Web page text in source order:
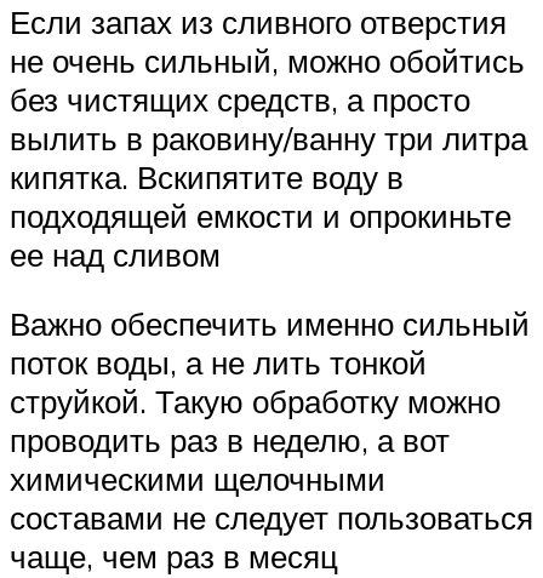
Если запах из сливного отверстия
не очень сильный, можно обойтись
без чистящих средств, а просто
вылить в раковину/ванну три литра
кипятка. Вскипятите воду в
подходящей емкости и опрокиньте
ее над сливом
Важно обеспечить именно сильный
поток воды, а не лить тонкой
струйкой. Такую обработку можно
проводить раз в неделю, а вот
химическими щелочными
составами не следует пользоваться
чаще, чем раз в месяц